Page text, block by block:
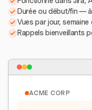
Durée ou début/fin —
Vues par jour,
Rappels bienveillants
ACME CORP